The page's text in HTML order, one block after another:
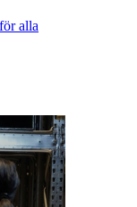
alla